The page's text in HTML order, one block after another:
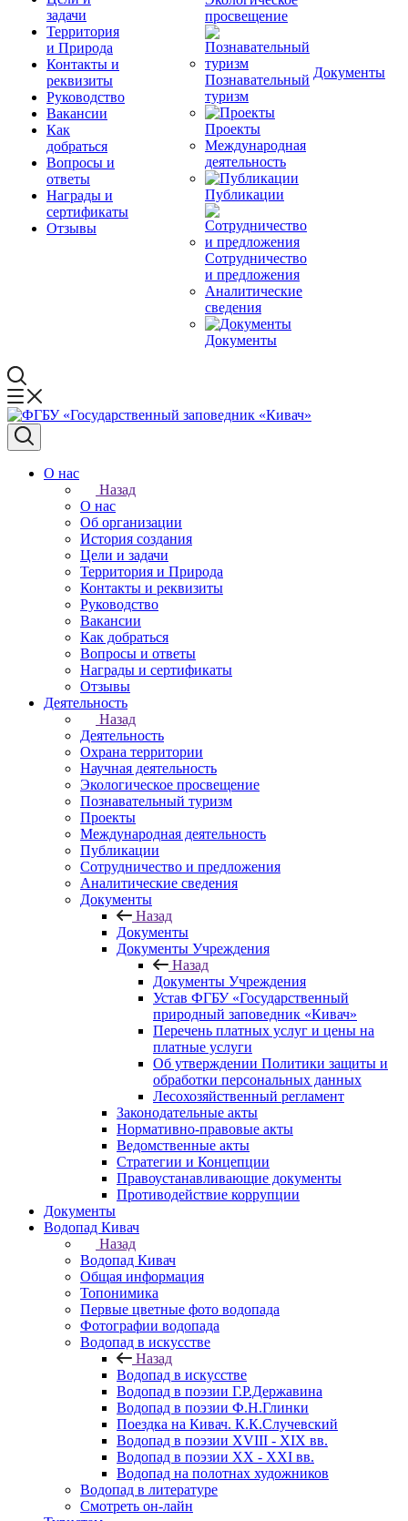
задачи
Территория
и Природа
Контакты и
реквизиты
Руководство
Вакансии
Как
добраться
Вопросы и
ответы
Награды и
сертификаты
Отзывы
просвещение
Познавательный
туризм
Проекты
Международная
деятельность
Публикации
Сотрудничество
и предложения
Аналитические
сведения
Документы
Документы
О нас
Назад
О нас
Об организации
История создания
Цели и задачи
Территория и Природа
Контакты и реквизиты
Руководство
Вакансии
Как добраться
Вопросы и ответы
Награды и сертификаты
Отзывы
Деятельность
Назад
Деятельность
Охрана территории
Научная деятельность
Экологическое просвещение
Познавательный туризм
Проекты
Международная деятельность
Публикации
Сотрудничество и предложения
Аналитические сведения
Документы
Назад
Документы
Документы Учреждения
Назад
Документы Учреждения
Устав ФГБУ «Государственный
природный заповедник «Кивач»
Перечень платных услуг и цены на
платные услуги
Об утверждении Политики защиты и
обработки персональных данных
Лесохозяйственный регламент
Законодательные акты
Нормативно-правовые акты
Ведомственные акты
Стратегии и Концепции
Правоустанавливающие документы
Противодействие коррупции
Документы
Водопад Кивач
Назад
Водопад Кивач
Общая информация
Топонимика
Первые цветные фото водопада
Фотографии водопада
Водопад в искусстве
Назад
Водопад в искусстве
Водопад в поэзии Г.Р.Державина
Водопад в поэзии Ф.Н.Глинки
Поездка на Кивач. К.К.Случевский
Водопад в поэзии XVIII - XIX вв.
Водопад в поэзии XX - XXI вв.
Водопад на полотнах художников
Водопад в литературе
Смотреть он-лайн